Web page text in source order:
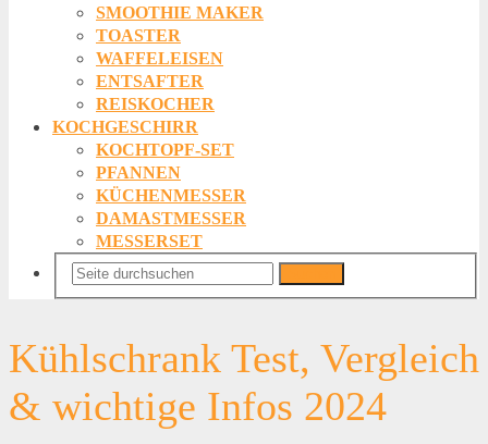
SMOOTHIE MAKER
TOASTER
WAFFELEISEN
ENTSAFTER
REISKOCHER
KOCHGESCHIRR
KOCHTOPF-SET
PFANNEN
KÜCHENMESSER
DAMASTMESSER
MESSERSET
Kühlschrank Test, Vergleich
& wichtige Infos 2024